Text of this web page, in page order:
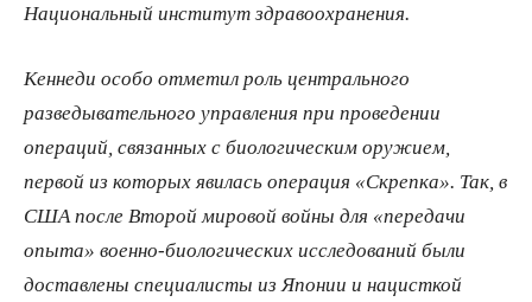
Национальный институт здравоохранения.
Кеннеди особо отметил роль центрального
разведывательного управления при проведении
операций, связанных с биологическим оружием,
первой из которых явилась операция «Скрепка». Так, в
США после Второй мировой войны для «передачи
опыта» военно-биологических исследований были
доставлены специалисты из Японии и нацисткой